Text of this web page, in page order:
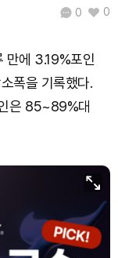
0 0
만에 3.19%포인
폭을 기록했다.
은 85~89%대